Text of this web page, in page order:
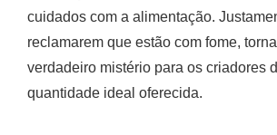
cuidados com a alimentação.
reclamarem que estão com fome,
verdadeiro mistério para os criadores
quantidade ideal oferecida.